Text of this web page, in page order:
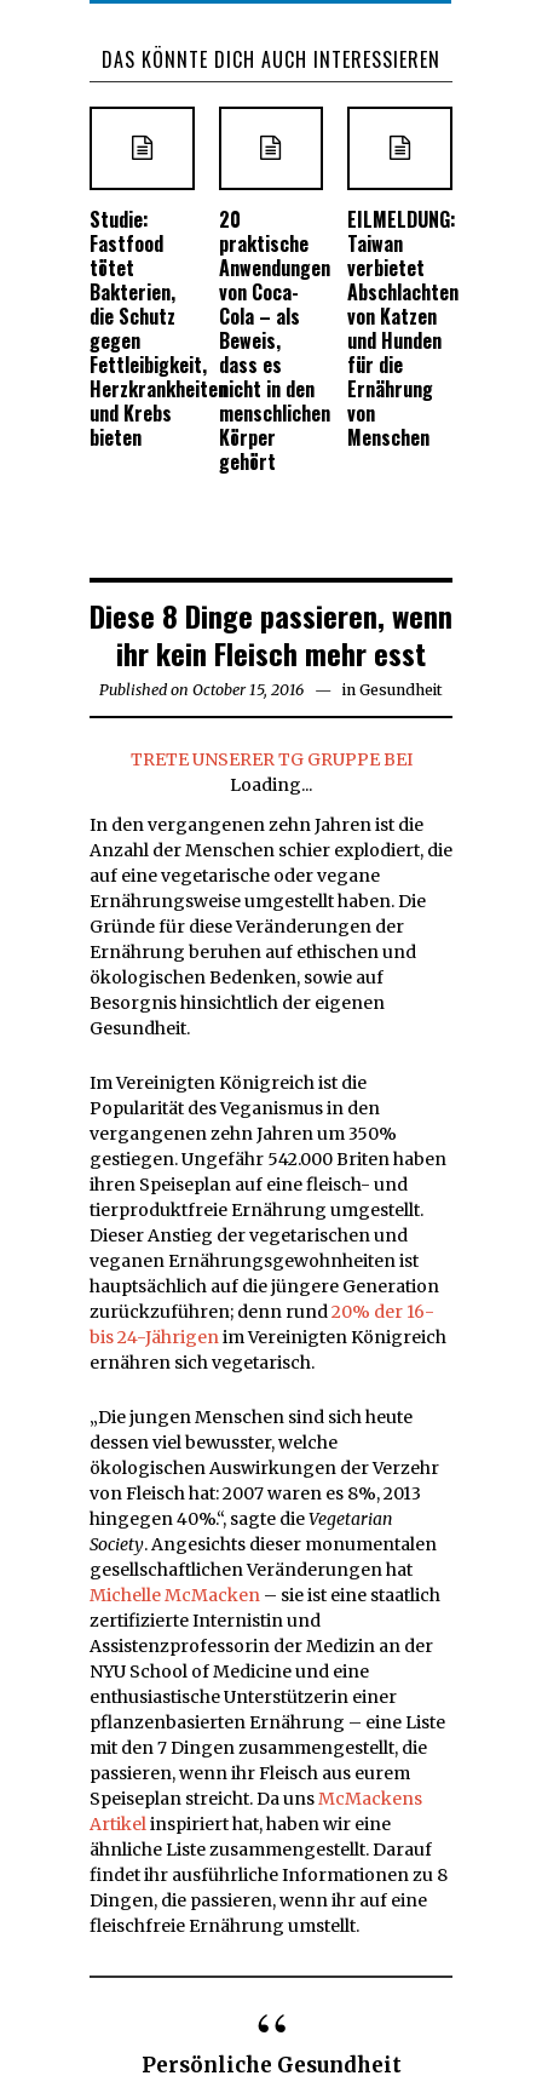
DAS KÖNNTE DICH AUCH INTERESSIEREN
Studie:
Fastfood
tötet
Bakterien,
die Schutz
gegen
Fettleibigkeit,
Herzkrankheiten
und Krebs
bieten
20
praktische
Anwendungen
von Coca-
Cola – als
Beweis,
dass es
nicht in den
menschlichen
Körper
gehört
EILMELDUNG:
Taiwan
verbietet
Abschlachten
von Katzen
und Hunden
für die
Ernährung
von
Menschen
Diese 8 Dinge passieren, wenn
ihr kein Fleisch mehr esst
Published on October 15, 2016 October
in Gesundheit
TRETE UNSERER TG GRUPPE BEI
Loading...
In den vergangenen zehn Jahren ist die
Anzahl der Menschen schier explodiert, die
auf eine vegetarische oder vegane
Ernährungsweise umgestellt haben. Die
Gründe für diese Veränderungen der
Ernährung beruhen auf ethischen und
ökologischen Bedenken, sowie auf
Besorgnis hinsichtlich der eigenen
Gesundheit.
Im Vereinigten Königreich ist die
Popularität des Veganismus in den
vergangenen zehn Jahren um 350%
gestiegen. Ungefähr 542.000 Briten haben
ihren Speiseplan auf eine fleisch- und
tierproduktfreie Ernährung umgestellt.
Dieser Anstieg der vegetarischen und
veganen Ernährungsgewohnheiten ist
hauptsächlich auf die jüngere Generation
zurückzuführen; denn rund20% der 16-
bis 24-Jährigenim Vereinigten Königreich
ernähren sich vegetarisch.
„Die jungen Menschen sind sich heute
dessen viel bewusster, welche
ökologischen Auswirkungen der Verzehr
von Fleisch hat: 2007 waren es 8%, 2013
hingegen 40%.“, sagte dieVegetarian
Society. Angesichts dieser monumentalen
gesellschaftlichen Veränderungen hat
Michelle McMacken – sie ist eine staatlich
zertifizierte Internistin und
Assistenzprofessorin der Medizin an der
NYU School of Medicine und eine
enthusiastische Unterstützerin einer
pflanzenbasierten Ernährung – eine Liste
mit den 7 Dingen zusammengestellt, die
passieren, wenn ihr Fleisch aus eurem
Speiseplan streicht. Da unsMcMackens
Artikelinspiriert hat, haben wir eine
ähnliche Liste zusammengestellt. Darauf
findet ihr ausführliche Informationen zu 8
Dingen, die passieren, wenn ihr auf eine
fleischfreie Ernährung umstellt.
Persönliche Gesundheit